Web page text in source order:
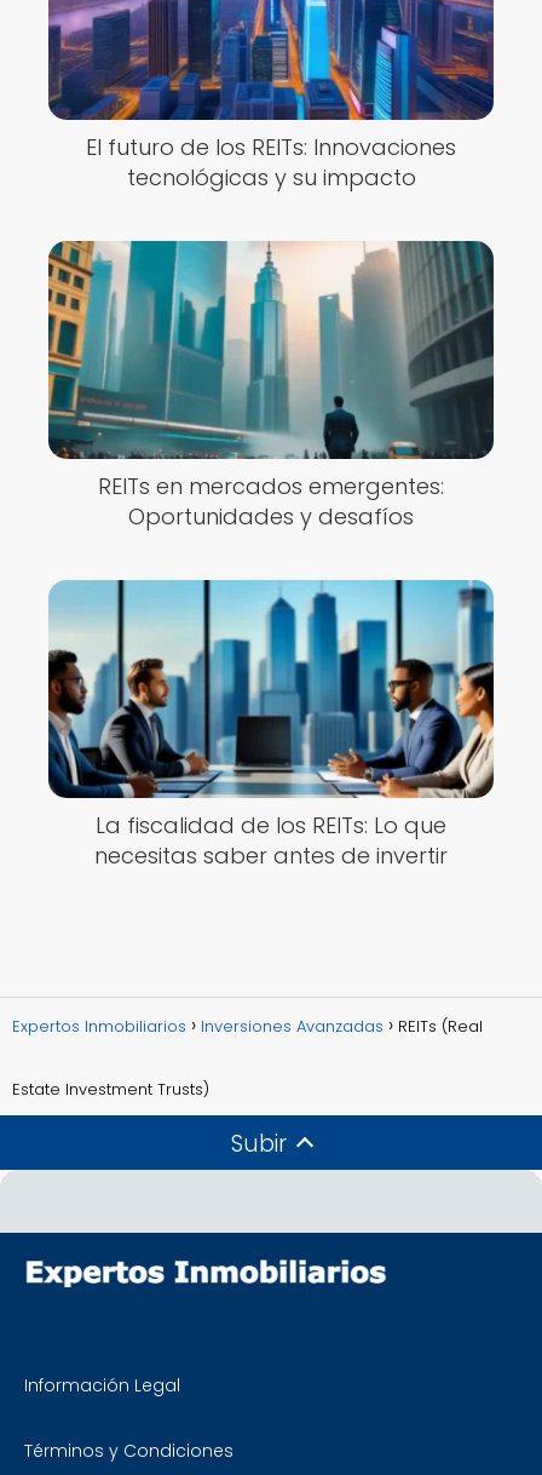
El futuro de los REITs: Innovaciones
tecnológicas y su impacto
REITs en mercados emergentes:
Oportunidades y desafíos
La fiscalidad de los REITs: Lo que
necesitas saber antes de invertir
Expertos Inmobiliarios Inversiones Avanzadas REITs (Real
Estate Investment Trusts)
Subir
Información Legal
Términos y Condiciones